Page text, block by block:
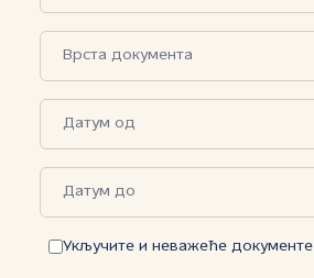
Укључите и неважеће документе